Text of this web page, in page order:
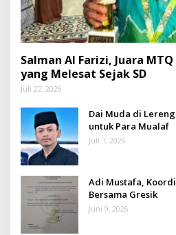
Salman Al Farizi, Juara
yang Melesat Sejak SD
Juli 22, 2026
Dai Muda di
untuk Para Mualaf
Juli 1, 2026
Adi Mustafa,
Bersama Gresik
Juni 9, 2026